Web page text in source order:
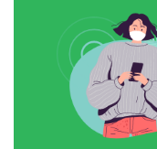
Phát biểu bế mạc Hội
thư, Chủ tịch nước Tô
(26/07/2026)